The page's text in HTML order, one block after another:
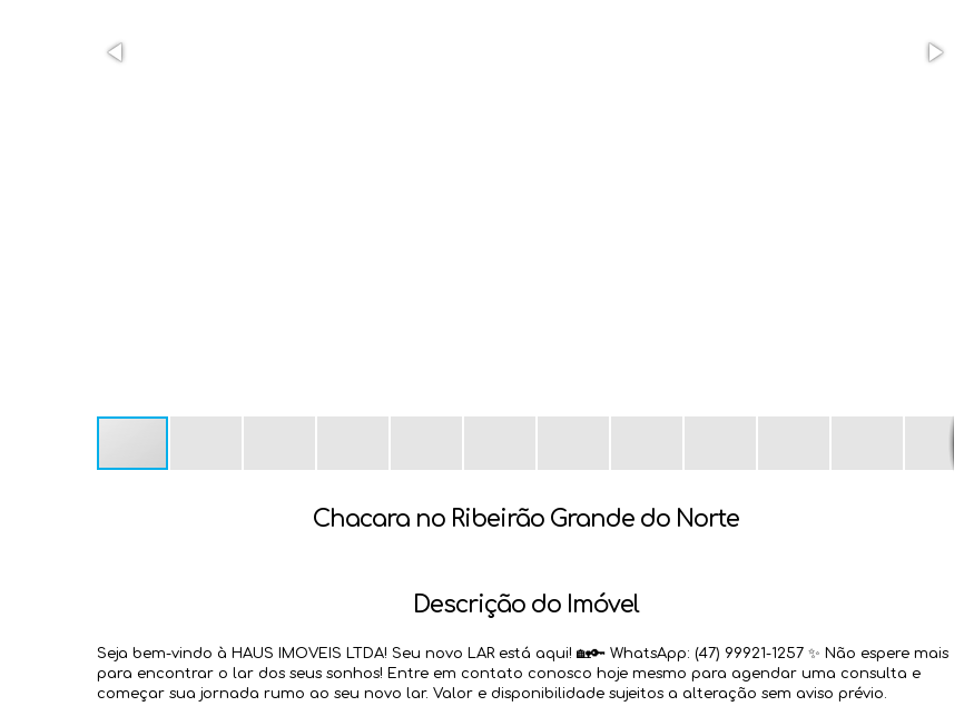
Chacara no Ribeirão Grande do Norte
Descrição do Imóvel
Seja bem-vindo à HAUS IMOVEIS LTDA! Seu novo LAR está aqui! 🏡🔑 WhatsApp: (47) 99921-1257 ✨ Não espere mais
para encontrar o lar dos seus sonhos! Entre em contato conosco hoje mesmo para agendar uma consulta e
começar sua jornada rumo ao seu novo lar. Valor e disponibilidade sujeitos a alteração sem aviso prévio.